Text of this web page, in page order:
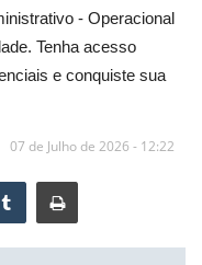
- Operacional
Tenha acesso
e conquiste sua
07 de Julho de 2026 - 12:22